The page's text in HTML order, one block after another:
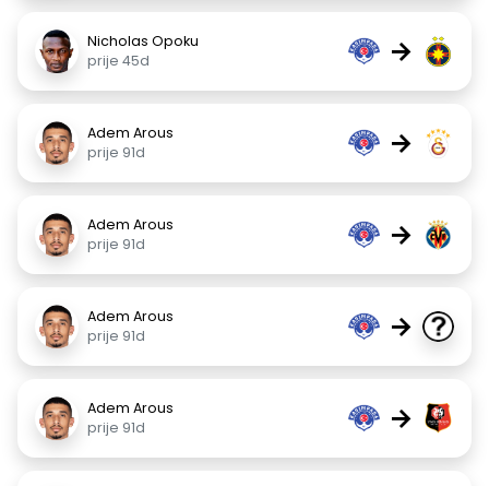
Nicholas Opoku
prije 45d
→
Adem Arous
prije 91d
→
Adem Arous
prije 91d
→
Adem Arous
prije 91d
→
Adem Arous
prije 91d
→